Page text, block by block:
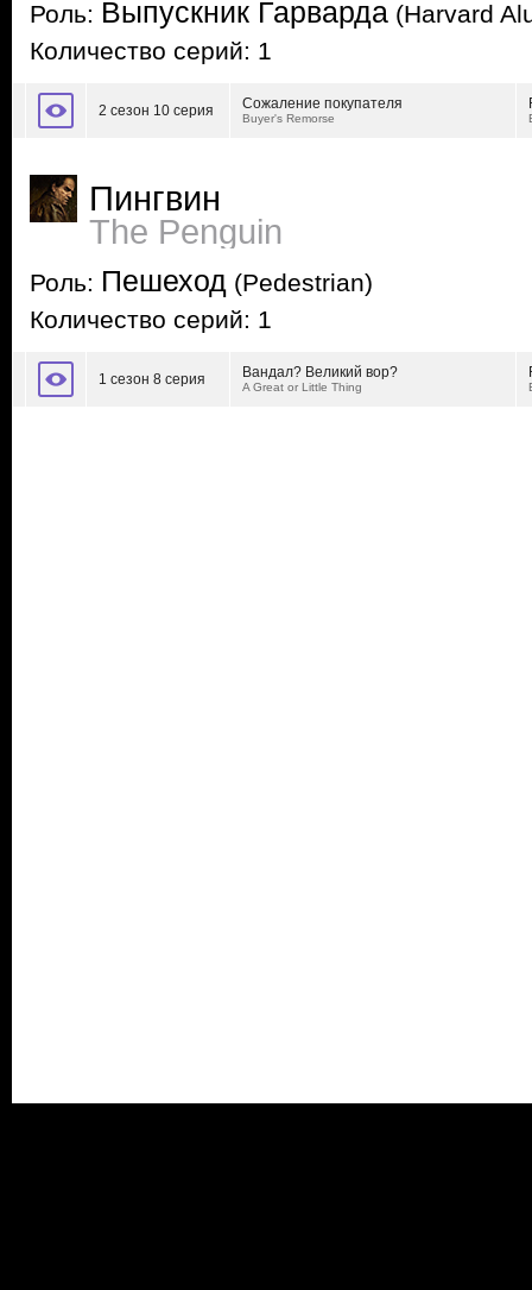
Роль: Выпускник Гарварда (Harvard
Количество серий: 1
2 сезон 10 серия Сожаление покупателя
Buyer's Remorse
Пингвин
The Penguin
Роль: Пешеход (Pedestrian)
Количество серий: 1
1 сезон 8 серия Вандал? Великий вор?
A Great or Little Thing